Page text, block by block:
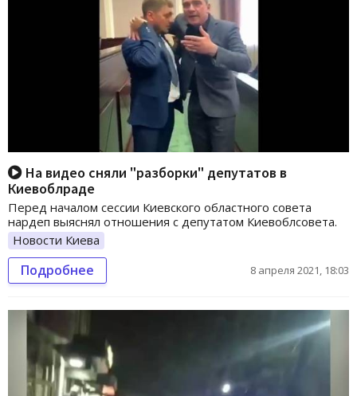
На видео сняли "разборки" депутатов в
Киевоблраде
Перед началом сессии Киевского областного совета
нардеп выяснял отношения с депутатом Киевоблсовета.
Новости Киева
Подробнее 8 апреля 2021, 18:03